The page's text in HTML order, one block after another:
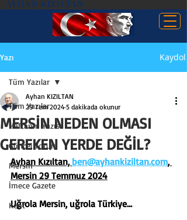
AYHAN KIZILTAN
Yazı Kaydol
Tüm Yazılar
Haftanın Yazısı
Güncel Yorum
Mersin
İmece Gazete
Kent
Tüm Yazılar
MERSİN NEDEN OLMASI
GEREKEN YERDE DEĞİL?
Ayhan KIZILTAN
29 Tem 2024 5 dakikada okunur
Ayhan Kızıltan, ben@ayhankiziltan.com,
Mersin 29 Temmuz 2024
Uğrola Mersin, uğrola Türkiye…